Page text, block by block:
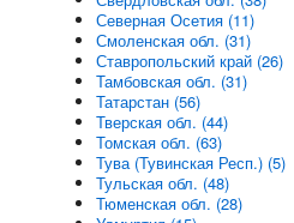
Северная Осетия (11)
Смоленская обл. (31)
Ставропольский край (26)
Тамбовская обл. (31)
Татарстан (56)
Тверская обл. (44)
Томская обл. (63)
Тува (Тувинская Респ.) (5)
Тульская обл. (48)
Тюменская обл. (28)